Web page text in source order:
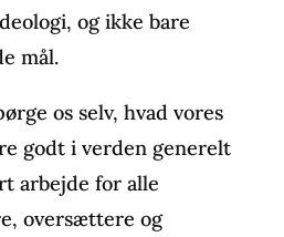
og ikke bare
mål.
os selv, hvad vores
godt i verden generelt
arbejde for alle
oversættere og